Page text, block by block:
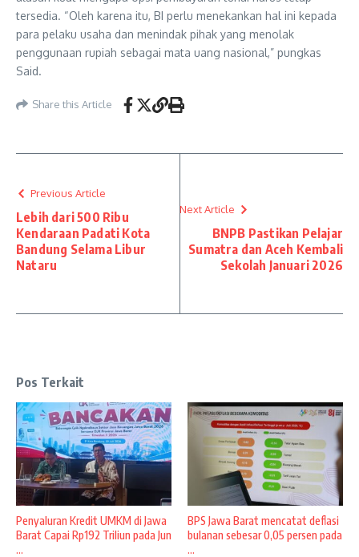
tersedia. “Oleh karena itu, BI perlu menekankan hal ini kepada
para pelaku usaha dan menindak pihak yang menolak
penggunaan rupiah sebagai mata uang nasional,” pungkas
Said.
Share this Article
Previous Article
Lebih dari 500 Ribu
Kendaraan Padati Kota
Bandung Selama Libur
Nataru
Next Article
BNPB Pastikan Pelajar
Sumatra dan Aceh Kembali
Sekolah Januari 2026
Pos Terkait
Penyaluran Kredit UMKM di Jawa
Barat Capai Rp192 Triliun pada Jun
...
BPS Jawa Barat mencatat deflasi
bulanan sebesar 0,05 persen pada
...